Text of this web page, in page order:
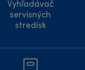
Vyhľadávač
servisných
stredísk